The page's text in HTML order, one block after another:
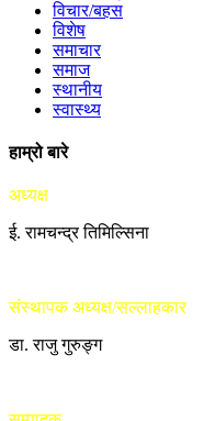
विचार/बहस
विशेष
समाचार
समाज
स्थानीय
स्वास्थ्य
हाम्रो बारे
अध्यक्ष
ई. रामचन्द्र तिमिल्सिना
संस्थापक अध्यक्ष/सल्लाहकार
डा. राजु गुरुङ्ग